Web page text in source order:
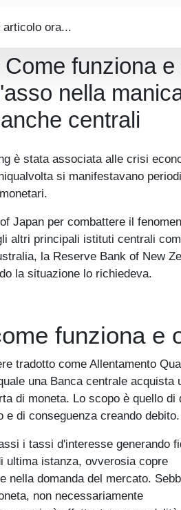
ora...
funziona e
nella
centrali
è stata associata alle crisi
si manifestavano
Japan per combattere il
altri principali istituti centrali
la Reserve Bank of New
la situazione lo richiedeva.
funziona e
tradotto come Allentamento
una Banca centrale acquista
di moneta. Lo scopo è quello di
di conseguenza creando debito.
i tassi d'interesse generando
ultima istanza, ovverosia copre
domanda del mercato.
non necessariamente